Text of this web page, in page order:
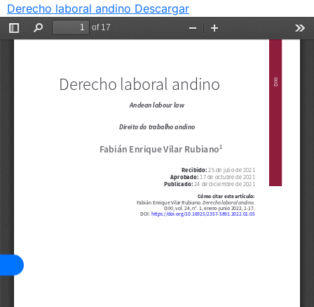
Derecho laboral andino Descargar